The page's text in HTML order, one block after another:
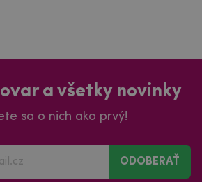
a všetky novinky
sa o nich ako prvý!
ODOBERAŤ